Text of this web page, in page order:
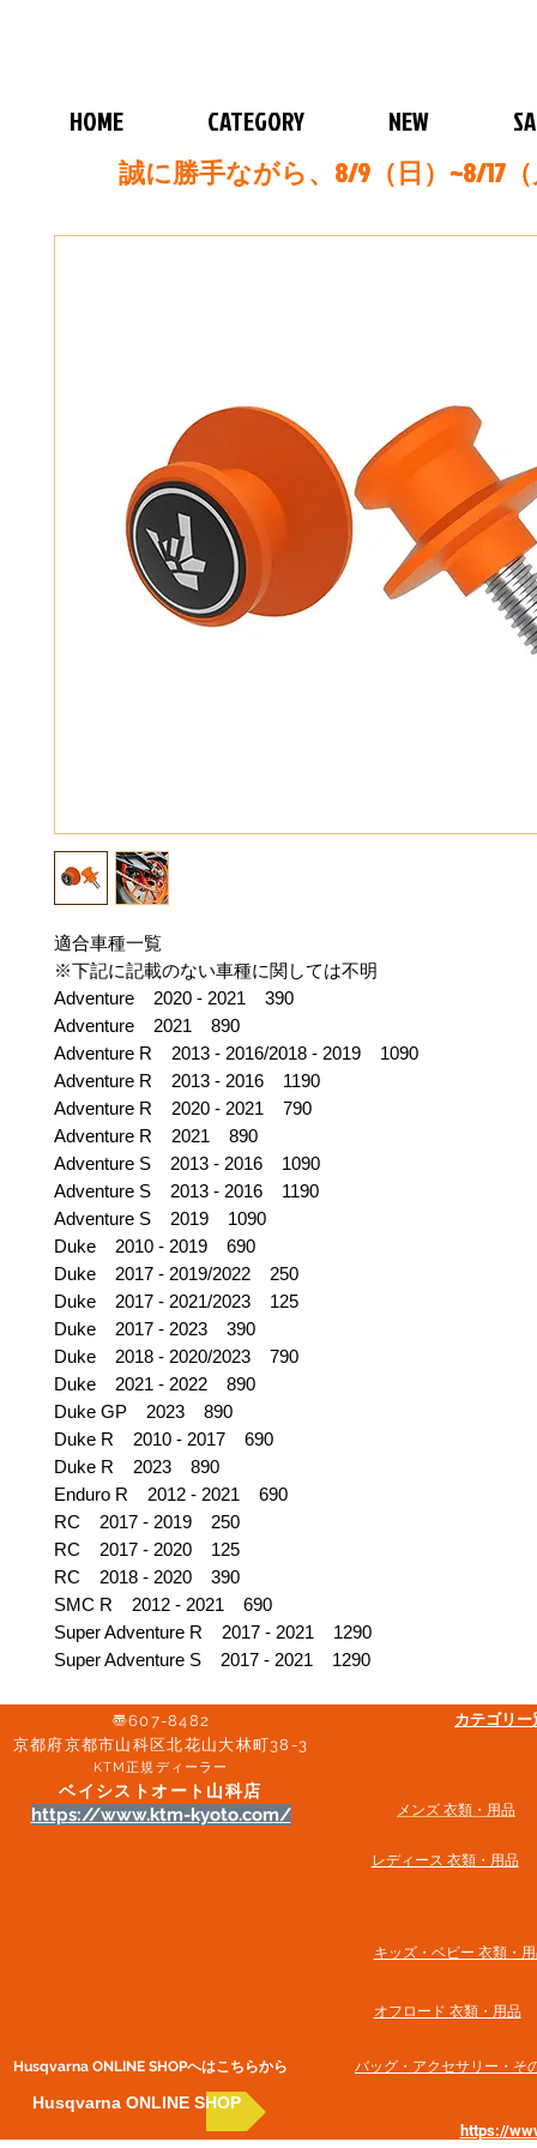
HOME CATEGORY NEW
誠に勝手ながら、8/9（日）~8/17
適合車種一覧
※下記に記載のない車種に関しては不明
Adventure 2020 - 2021 390
Adventure 2021 890
Adventure R 2013 - 2016/2018 - 2019 1090
Adventure R 2013 - 2016 1190
Adventure R 2020 - 2021 790
Adventure R 2021 890
Adventure S 2013 - 2016 1090
Adventure S 2013 - 2016 1190
Adventure S 2019 1090
Duke 2010 - 2019 690
Duke 2017 - 2019/2022 250
Duke 2017 - 2021/2023 125
Duke 2017 - 2023 390
Duke 2018 - 2020/2023 790
Duke 2021 - 2022 890
Duke GP 2023 890
Duke R 2010 - 2017 690
Duke R 2023 890
Enduro R 2012 - 2021 690
RC 2017 - 2019 250
RC 2017 - 2020 125
RC 2018 - 2020 390
SMC R 2012 - 2021 690
Super Adventure R 2017 - 2021 1290
Super Adventure S 2017 - 2021 1290
〠607-8482
京都府京都市山科区北花山大林町38-3​
KTM正規ディーラー
ベイシストオート山科店
https://www.ktm-kyoto.com/
Husqvarna ONLINE SHOP​へはこちらから
Husqvarna ONLINE SHOP
カテゴリ
メンズ 衣類・用品
​レディース 衣類・用品
キッズ・ベビー 衣類・
オフロード 衣類・用品
バッグ・アクセサリー・そ
https://